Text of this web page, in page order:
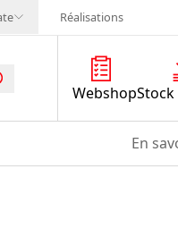
Réalisations
Webshop
En